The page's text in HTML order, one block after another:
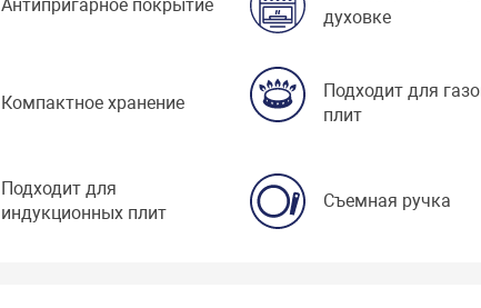
Антипригарное покрытие
духовке
Компактное хранение
Подходит для
плит
Подходит для
индукционных плит
Съемная ручка